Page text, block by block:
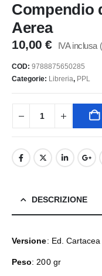
Compendio
Aerea
10,00€ IVA inclusa (
COD: 9788875650285
Categorie: Libreria, PPL
DESCRIZIONE
Versione: Ed. Cartacea
Peso: 200 gr